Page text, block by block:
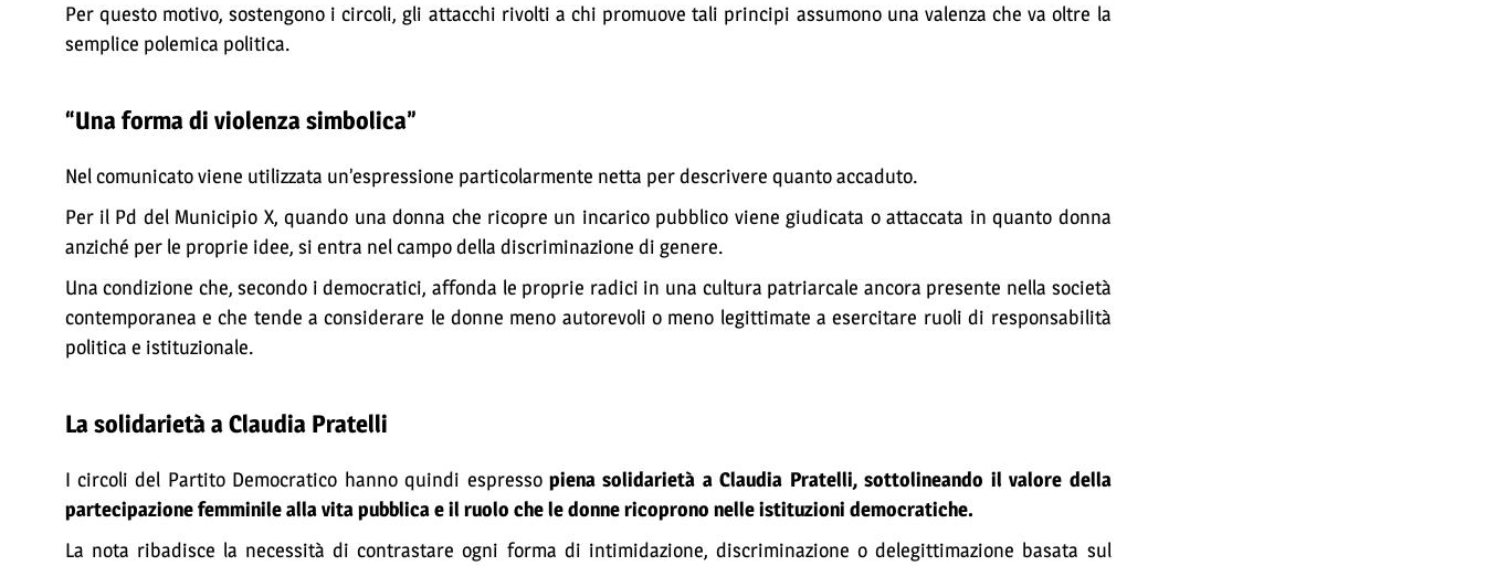
Per questo motivo, sostengono i circoli, gli attacchi rivolti a chi promuove tali principi assumono una valenza che va oltre la
semplice polemica politica.
“Una forma di violenza simbolica”
Nel comunicato viene utilizzata un’espressione particolarmente netta per descrivere quanto accaduto.
Per il Pd del Municipio X, quando una donna che ricopre un incarico pubblico viene giudicata o attaccata in quanto donna
anziché per le proprie idee, si entra nel campo della discriminazione di genere.
Una condizione che, secondo i democratici, affonda le proprie radici in una cultura patriarcale ancora presente nella società
contemporanea e che tende a considerare le donne meno autorevoli o meno legittimate a esercitare ruoli di responsabilità
politica e istituzionale.
La solidarietà a Claudia Pratelli
I circoli del Partito Democratico hanno quindi espresso piena solidarietà a Claudia Pratelli, sottolineando il valore della
partecipazione femminile alla vita pubblica e il ruolo che le donne ricoprono nelle istituzioni democratiche.
La nota ribadisce la necessità di contrastare ogni forma di intimidazione, discriminazione o delegittimazione basata sul